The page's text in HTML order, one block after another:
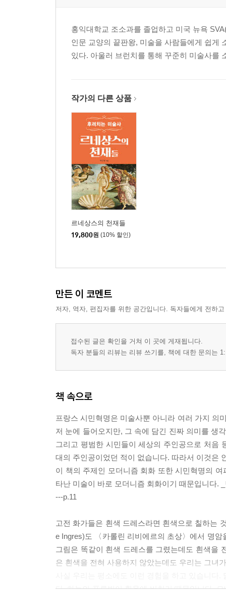
홍익대학교 조소과를 졸업하고 미국 뉴욕
인문 교양의 끝판왕, 미술을 사람들에게 쉽게
있다. 아울러 브런치를 통해 꾸준히 미술사를
작가의 다른 상품
르네상스의 천재들
19,800원 (10% 할인)
만든 이 코멘트
저자, 역자, 편집자를 위한 공간입니다. 독자들에게 전하
접수된 글은 확인을 거쳐 이 곳에 게재됩니다.
독자 분들의 리뷰는 리뷰 쓰기를, 책에 대한 문의는
책 속으로
프랑스 시민혁명은 미술사뿐 아니라 여러 가지 의
저 눈에 들어오지만, 그 속에 담긴 진짜 의미를 생
그리고 평범한 시민들이 세상의 주인공으로 처음
대의 주인공이었던 적이 없습니다. 따라서 이것은
이 책의 주제인 모더니즘 회화 또한 시민혁명의
타난 미술이 바로 모더니즘 회화이기 때문입니다.
---p.11
고전 화가들은 흰색 드레스라면 흰색으로 칠하는
e Ingres)도 〈카롤린 리비에르의 초상〉에서 명
그림은 똑같이 흰색 드레스를 그렸는데도 흰색을
은 흰색을 전혀 사용하지 않았는데도 우리는 그녀
다. 하늘의 푸른빛이 흰옷에 비치기 때문입니다.